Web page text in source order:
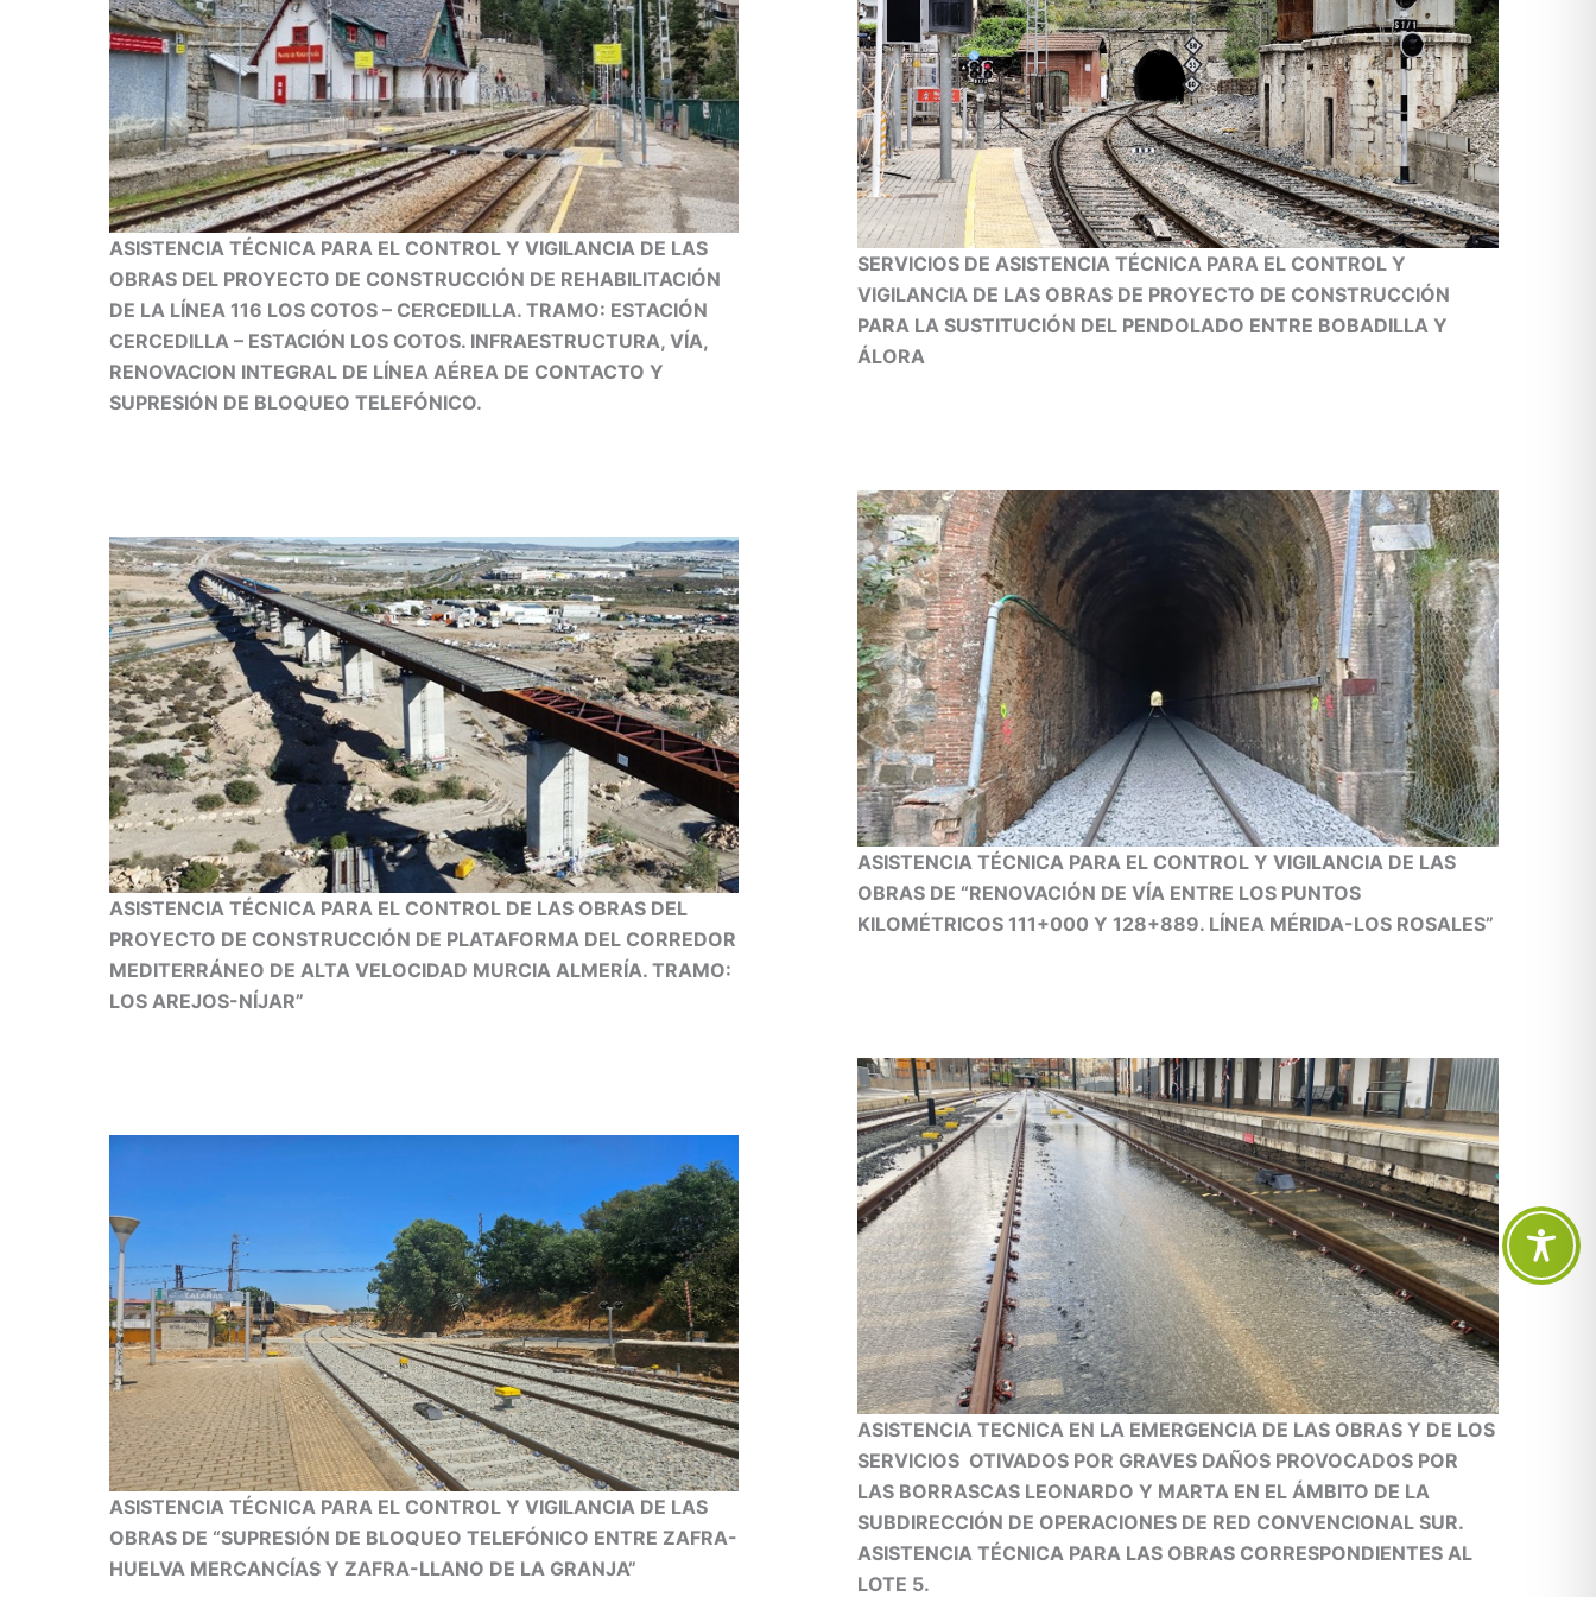
ASISTENCIA TÉCNICA PARA EL CONTROL Y VIGILANCIA DE LAS
OBRAS DEL PROYECTO DE CONSTRUCCIÓN DE REHABILITACIÓN
DE LA LÍNEA 116 LOS COTOS – CERCEDILLA. TRAMO: ESTACIÓN
CERCEDILLA – ESTACIÓN LOS COTOS. INFRAESTRUCTURA, VÍA,
RENOVACION INTEGRAL DE LÍNEA AÉREA DE CONTACTO Y
SUPRESIÓN DE BLOQUEO TELEFÓNICO.
ASISTENCIA TÉCNICA PARA EL CONTROL DE LAS OBRAS DEL
PROYECTO DE CONSTRUCCIÓN DE PLATAFORMA DEL CORREDOR
MEDITERRÁNEO DE ALTA VELOCIDAD MURCIA ALMERÍA. TRAMO:
LOS AREJOS-NÍJAR”
ASISTENCIA TÉCNICA PARA EL CONTROL Y VIGILANCIA DE LAS
OBRAS DE “SUPRESIÓN DE BLOQUEO TELEFÓNICO ENTRE ZAFRA-
HUELVA MERCANCÍAS Y ZAFRA-LLANO DE LA GRANJA”
SERVICIOS DE ASISTENCIA TÉCNICA PARA EL CONTROL Y
VIGILANCIA DE LAS OBRAS DE PROYECTO DE CONSTRUCCIÓN
PARA LA SUSTITUCIÓN DEL PENDOLADO ENTRE BOBADILLA Y
ÁLORA
ASISTENCIA TÉCNICA PARA EL CONTROL Y VIGILANCIA DE LAS
OBRAS DE “RENOVACIÓN DE VÍA ENTRE LOS PUNTOS
KILOMÉTRICOS 111+000 Y 128+889. LÍNEA MÉRIDA-LOS ROSALES”
ASISTENCIA TECNICA EN LA EMERGENCIA DE LAS OBRAS Y DE LOS
SERVICIOS OTIVADOS POR GRAVES DAÑOS PROVOCADOS POR
LAS BORRASCAS LEONARDO Y MARTA EN EL ÁMBITO DE LA
SUBDIRECCIÓN DE OPERACIONES DE RED CONVENCIONAL SUR.
ASISTENCIA TÉCNICA PARA LAS OBRAS CORRESPONDIENTES AL
LOTE 5.